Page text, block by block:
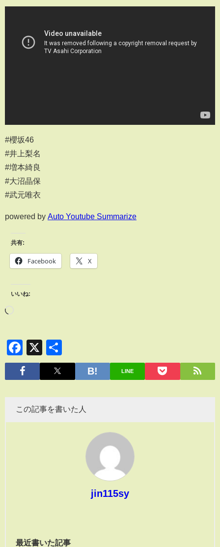
#櫻坂46
#井上梨名
#増本綺良
#大沼晶保
#武元唯衣
powered by Auto Youtube Summarize
共有:
Facebook X
いいね:
Facebook
X
有
LINE
この記事を書いた人
jin115sy
最近書いた記事